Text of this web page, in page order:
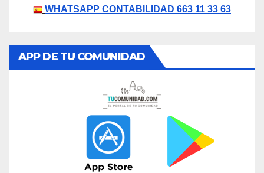
WHATSAPP CONTABILIDAD 663 11 33 63
APP DE TU COMUNIDAD